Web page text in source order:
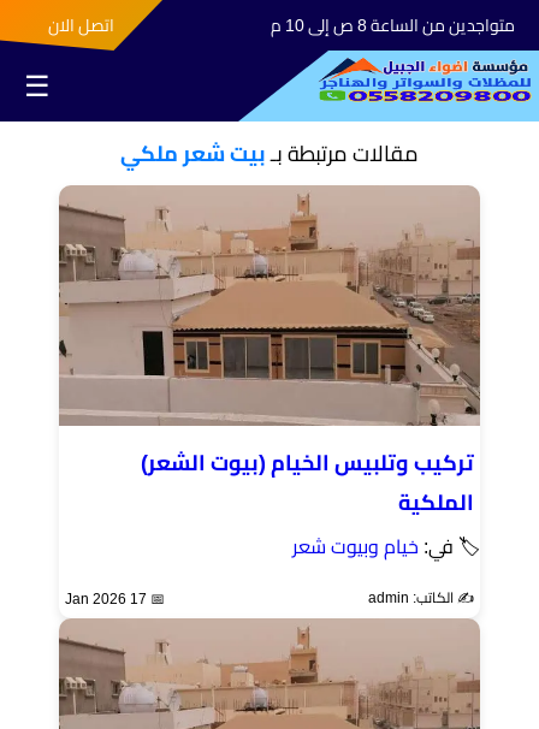
متواجدين من الساعة 8 ص إلى 10 م اتصل الان
☰
مقالات مرتبطة بـبيت شعر ملكي
تركيب وتلبيس الخيام (بيوت الشعر)
الملكية
🏷 في: خيام وبيوت شعر
✍️ الكاتب: admin 📅 17 Jan 2026